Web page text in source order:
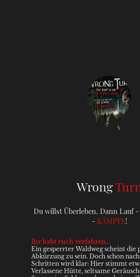
Wrong
Du willst Überleben. Dann Lauf
- KÄMPFE!
Ihr habt euch verfahren...
Ein gesperrter Waldweg scheint die
Abkürzung zu sein. Doch schon
Schritten wird klar: Hier stimmt
Verlassene Hütte, seltsame